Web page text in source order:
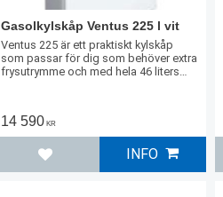
Gasolkylskåp Ventus 225 l vit
Ventus 225 är ett praktiskt kylskåp
som passar för dig som behöver extra
frysutrymme och med hela 46 liters
14 590 KR
Lägg till i favoriter
INFO